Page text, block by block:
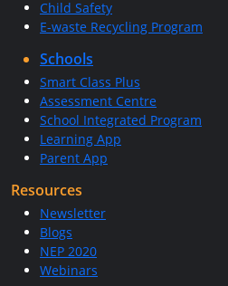
Child Safety
E-waste Recycling Program
Schools
Smart Class Plus
Assessment Centre
School Integrated Program
Learning App
Parent App
Resources
Newsletter
Blogs
NEP 2020
Webinars